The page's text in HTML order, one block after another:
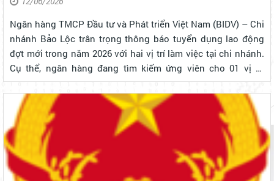
Ngân hàng TMCP Đầu tư và Phát triển Việt Nam (BIDV) – Chi
nhánh Bảo Lộc trân trọng thông báo tuyển dụng lao động
đợt mới trong năm 2026 với hai vị trí làm việc tại chi nhánh.
Cụ thể, ngân hàng đang tìm kiếm ứng viên cho 01 vị trí
Chuyên viên Quản lý khách hàng không yêu cầu kinh
nghiệm và 01 vị trí ...